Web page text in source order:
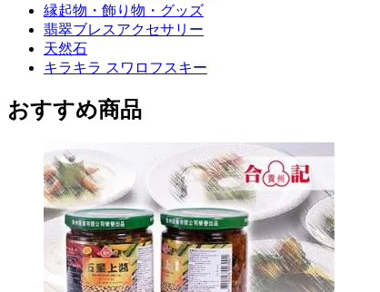
縁起物・飾り物・グッズ
翡翠ブレスアクセサリー
天然石
キラキラ スワロフスキー
おすすめ商品